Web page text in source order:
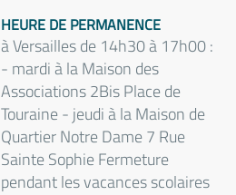
HEURE DE PERMANENCE
à Versailles de 14h30 à 17h00 :
- mardi à la Maison des
Associations 2Bis Place de
Touraine - jeudi à la Maison de
Quartier Notre Dame 7 Rue
Sainte Sophie Fermeture
pendant les vacances scolaires